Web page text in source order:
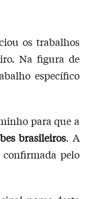
os trabalhos
Na figura de
específico
para que a
brasileiros. A
pelo